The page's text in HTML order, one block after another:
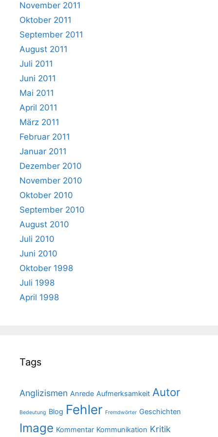
November 2011
Oktober 2011
September 2011
August 2011
Juli 2011
Juni 2011
Mai 2011
April 2011
März 2011
Februar 2011
Januar 2011
Dezember 2010
November 2010
Oktober 2010
September 2010
August 2010
Juli 2010
Juni 2010
Oktober 1998
Juli 1998
April 1998
Tags
Anglizismen Anrede Aufmerksamkeit Autor
Bedeutung Blog Fehler Fremdwörter Geschichten
Image Kommentar Kommunikation Kritik